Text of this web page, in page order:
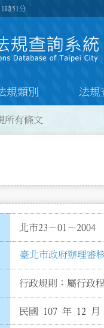
時51分
規類別 法規
所有條文
北市23－01－2004
臺北市政府辦理審
行政規則：屬行政
民國 107 年 12 月